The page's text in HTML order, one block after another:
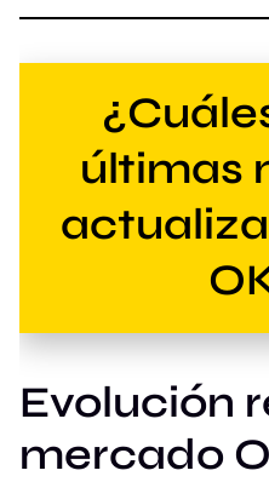
últimas
Evolución
mercado